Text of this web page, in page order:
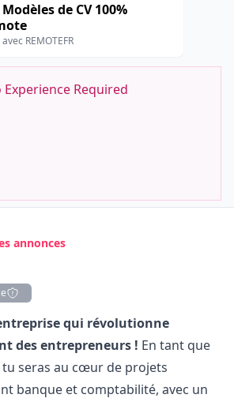
de CV 100%
REMOTEFR
Required
annonces
qui révolutionne
des entrepreneurs ! En tant que
tu seras au cœur de projets
banque et comptabilité, avec un